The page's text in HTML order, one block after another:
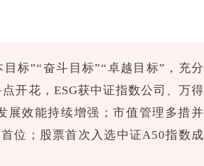
标”“奋斗目标”“卓越目标”，充分
开花，ESG获中证指数公司、万得
展效能持续增强；市值管理多措并
位；股票首次入选中证A50指数成